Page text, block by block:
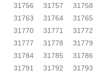
31756
31757 31758
31763
31764 31765
31770
31771 31772
31777
31778 31779
31784
31785 31786
31791
31792 31793